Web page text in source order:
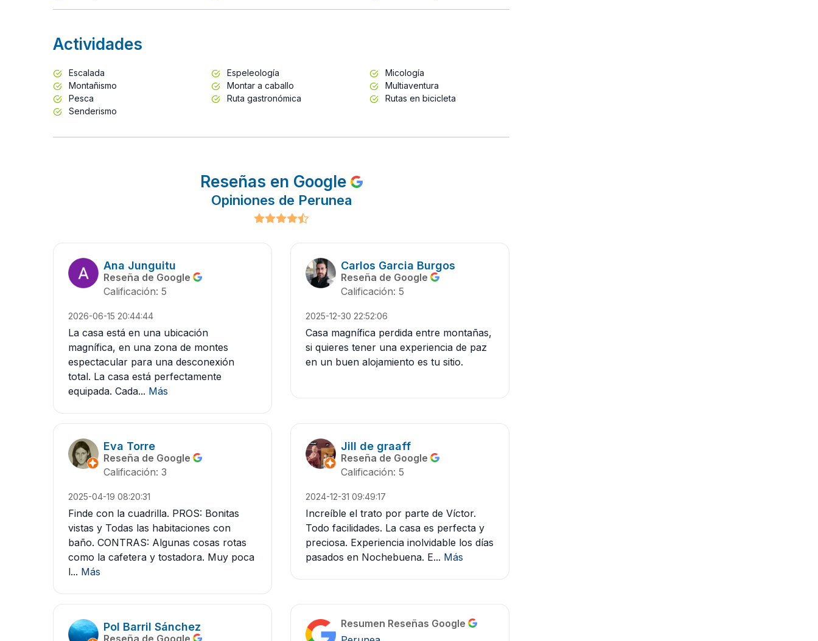
Actividades
Escalada Espeleología
Micología
Montañismo
Montar a caballo
Multiaventura
Pesca
Ruta gastronómica
Rutas en bicicleta
Senderismo
Reseñas en Google
Opiniones de Perunea
Ana Junguitu
Reseña de Google
Calificación: 5
2026-06-15 20:44:44
La casa está en una ubicación
magnífica, en una zona de montes
espectacular para una desconexión
total. La casa está perfectamente
equipada. Cada... Más
Carlos Garcia Burgos
Reseña de Google
Calificación: 5
2025-12-30 22:52:06
Casa magnífica perdida entre montañas,
si quieres tener una experiencia de paz
en un buen alojamiento es tu sitio.
Eva Torre
Reseña de Google
Calificación: 3
2025-04-19 08:20:31
Finde con la cuadrilla. PROS: Bonitas
vistas y Todas las habitaciones con
baño. CONTRAS: Algunas cosas rotas
como la cafetera y tostadora. Muy poca
l... Más
Jill de graaff
Reseña de Google
Calificación: 5
2024-12-31 09:49:17
Increíble el trato por parte de Víctor.
Todo facilidades. La casa es perfecta y
preciosa. Experiencia inolvidable los días
pasados en Nochebuena. E... Más
Pol Barril Sánchez
Resumen Reseñas Google